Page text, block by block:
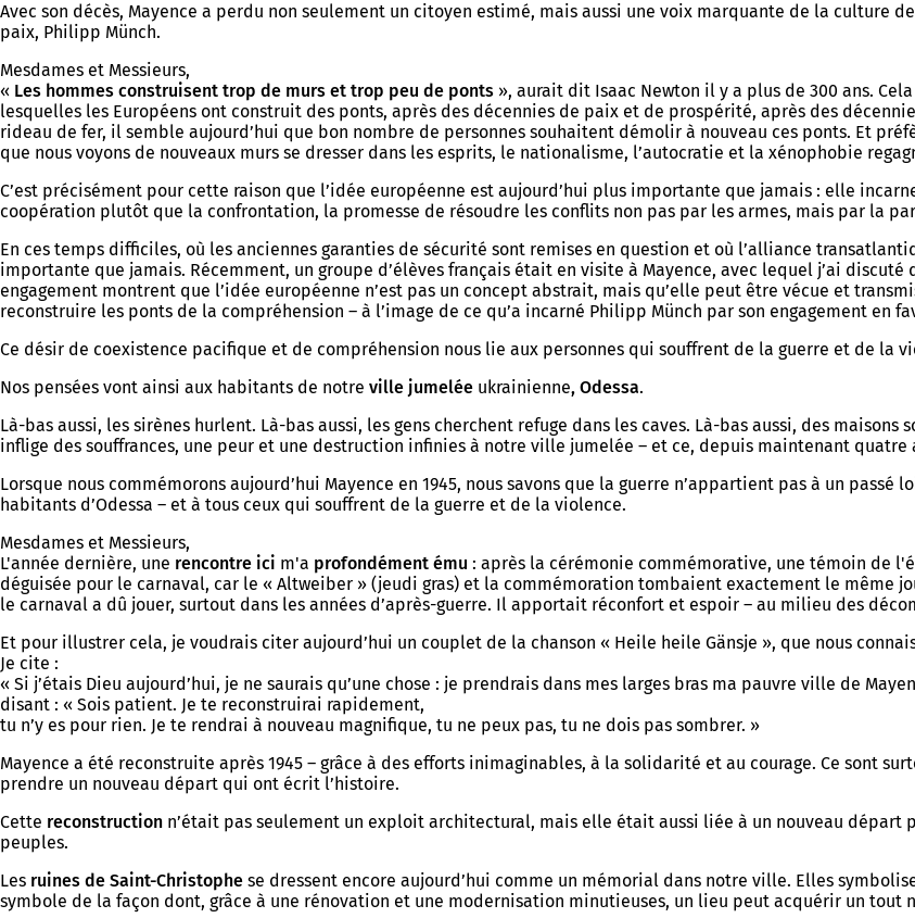
Avec son décès, Mayence a perdu non seulement un citoyen estimé, mais aussi une voix marquante de la culture
paix, Philipp Münch.
Mesdames et Messieurs,
« Les hommes construisent trop de murs et trop peu de ponts », aurait dit Isaac Newton il y a plus de 300 ans.
lesquelles les Européens ont construit des ponts, après des décennies de paix et de prospérité, après des
rideau de fer, il semble aujourd’hui que bon nombre de personnes souhaitent démolir à nouveau ces ponts. Et
que nous voyons de nouveaux murs se dresser dans les esprits, le nationalisme, l’autocratie et la xénophobie
C’est précisément pour cette raison que l’idée européenne est aujourd’hui plus importante que jamais : elle
coopération plutôt que la confrontation, la promesse de résoudre les conflits non pas par les armes, mais par la
En ces temps difficiles, où les anciennes garanties de sécurité sont remises en question et où l’alliance
importante que jamais. Récemment, un groupe d’élèves français était en visite à Mayence, avec lequel j’ai
engagement montrent que l’idée européenne n’est pas un concept abstrait, mais qu’elle peut être vécue et
reconstruire les ponts de la compréhension – à l’image de ce qu’a incarné Philipp Münch par son engagement en
Ce désir de coexistence pacifique et de compréhension nous lie aux personnes qui souffrent de la guerre et de la
Nos pensées vont ainsi aux habitants de notre ville jumelée ukrainienne, Odessa.
Là-bas aussi, les sirènes hurlent. Là-bas aussi, les gens cherchent refuge dans les caves. Là-bas aussi, des
inflige des souffrances, une peur et une destruction infinies à notre ville jumelée – et ce, depuis maintenant quatre
Lorsque nous commémorons aujourd’hui Mayence en 1945, nous savons que la guerre n’appartient pas à un
habitants d’Odessa – et à tous ceux qui souffrent de la guerre et de la violence.
Mesdames et Messieurs,
L'année dernière, une rencontre ici m'a profondément ému : après la cérémonie commémorative, une témoin de
déguisée pour le carnaval, car le « Altweiber » (jeudi gras) et la commémoration tombaient exactement le même
le carnaval a dû jouer, surtout dans les années d’après-guerre. Il apportait réconfort et espoir – au milieu des
Et pour illustrer cela, je voudrais citer aujourd’hui un couplet de la chanson « Heile heile Gänsje », que nous
Je cite :
« Si j’étais Dieu aujourd’hui, je ne saurais qu’une chose : je prendrais dans mes larges bras ma pauvre ville de
disant : « Sois patient. Je te reconstruirai rapidement,
tu n’y es pour rien. Je te rendrai à nouveau magnifique, tu ne peux pas, tu ne dois pas sombrer. »
Mayence a été reconstruite après 1945 – grâce à des efforts inimaginables, à la solidarité et au courage. Ce sont
prendre un nouveau départ qui ont écrit l’histoire.
Cette reconstruction n’était pas seulement un exploit architectural, mais elle était aussi liée à un nouveau départ
peuples.
Les ruines de Saint-Christophe se dressent encore aujourd’hui comme un mémorial dans notre ville. Elles
symbole de la façon dont, grâce à une rénovation et une modernisation minutieuses, un lieu peut acquérir un tout